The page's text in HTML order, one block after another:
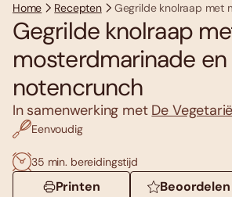
Home Recepten Gegrilde knolraap met
Gegrilde knolraap
mosterdmarinade en
notencrunch
In samenwerking met De
Eenvoudig
35 min. bereidingstijd
Printen Beoordelen